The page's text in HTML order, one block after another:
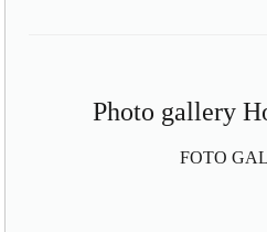
Photo gallery
FOTO